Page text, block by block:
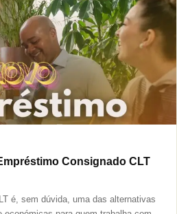
Consignado CLT
é, sem dúvida, uma das alternativas